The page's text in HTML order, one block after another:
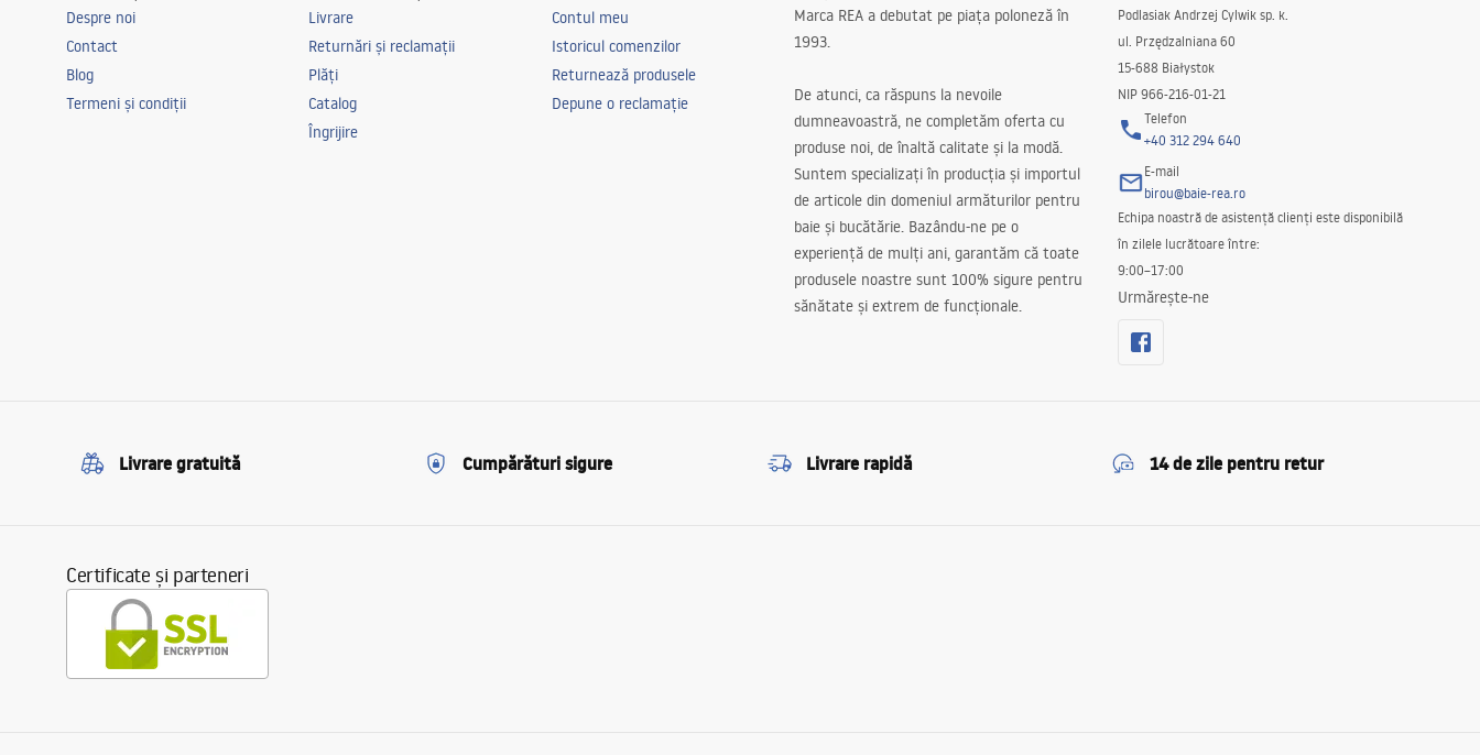
Despre noi
Contact
Blog
Termeni și condiții
Livrare
Returnări și reclamații
Plăți
Catalog
Îngrijire
Contul meu
Istoricul comenzilor
Returnează produsele
Depune o reclamație
Marca REA a debutat pe piața poloneză în
1993.
De atunci, ca răspuns la nevoile
dumneavoastră, ne completăm oferta cu
produse noi, de înaltă calitate și la modă.
Suntem specializați în producția și importul
de articole din domeniul armăturilor pentru
baie și bucătărie. Bazându-ne pe o
experiență de mulți ani, garantăm că toate
produsele noastre sunt 100% sigure pentru
sănătate și extrem de funcționale.
Podlasiak Andrzej Cylwik sp. k.
ul. Przędzalniana 60
15-688 Białystok
NIP 966-216-01-21
Telefon
+40 312 294 640
E-mail
birou@baie-rea.ro
Echipa noastră de asistență clienți este disponibilă
în zilele lucrătoare între:
9:00–17:00
Urmărește-ne
Livrare gratuită Cumpărături sigure Livrare rapidă 14 de zile pentru retur
Certificate și parteneri